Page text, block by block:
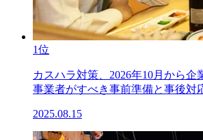
1位
カスハラ対策、2026年10月から企
事業者がすべき事前準備と事後対
2025.08.15